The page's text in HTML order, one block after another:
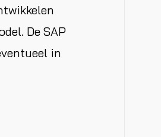
De SAP
in